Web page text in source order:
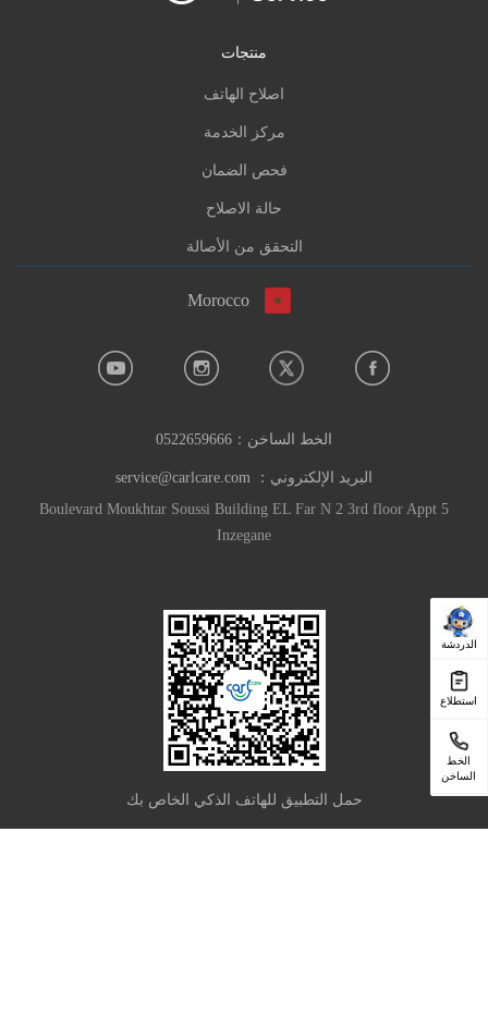
الدردشة
استطلاع
الخط
الساخن
منتجات
اصلاح الهاتف
مركز الخدمة
فحص الضمان
حالة الاصلاح
التحقق من الأصالة
Morocco
الخط الساخن： 0522659666
البريد الإلكتروني： service@carlcare.com
Boulevard Moukhtar Soussi Building EL Far N 2 3rd floor Appt 5
Inzegane
حمل التطبيق للهاتف الذكي الخاص بك